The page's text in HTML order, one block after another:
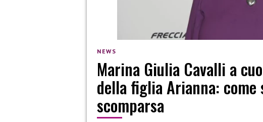
NEWS
Marina Giulia Cavalli a
della figlia Arianna: come
scomparsa